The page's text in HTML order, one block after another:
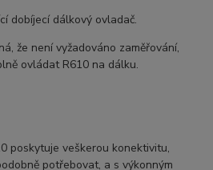
dobíjecí dálkový ovladač.
že není vyžadováno zaměřování,
ovládat R610 na dálku.
poskytuje veškerou konektivitu,
potřebovat, a s výkonným